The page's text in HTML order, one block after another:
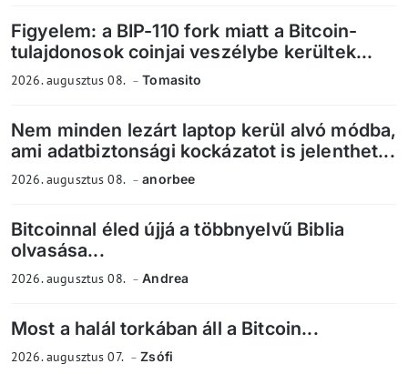
Figyelem: a BIP-110 fork miatt a Bitcoin-
tulajdonosok coinjai veszélybe kerültek...
2026. augusztus 08. Tomasito
Nem minden lezárt laptop kerül alvó módba,
ami adatbiztonsági kockázatot is jelenthet...
2026. augusztus 08. anorbee
Bitcoinnal éled újjá a többnyelvű Biblia
olvasása...
2026. augusztus 08. Andrea
Most a halál torkában áll a Bitcoin...
2026. augusztus 07. Zsófi